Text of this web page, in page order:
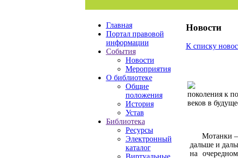
Главная
Портал правовой
информации
События
Новости
Мероприятия
О библиотеке
Общие
положения
История
Устав
Библиотека
Ресурсы
Электронный
каталог
Виртуальные
Новости
К списку
поколения к
веков в
Мотанки –
дальше и
на